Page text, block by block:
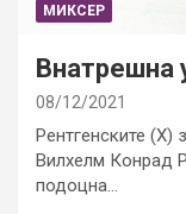
МИКСЕР
Внатрешна
08/12/2021
Рентгенските (Х)
Вилхелм Конрад
подоцна…